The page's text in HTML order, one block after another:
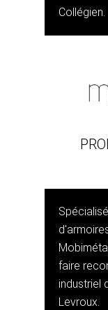
Collégien.
faire
industriel
Levroux.